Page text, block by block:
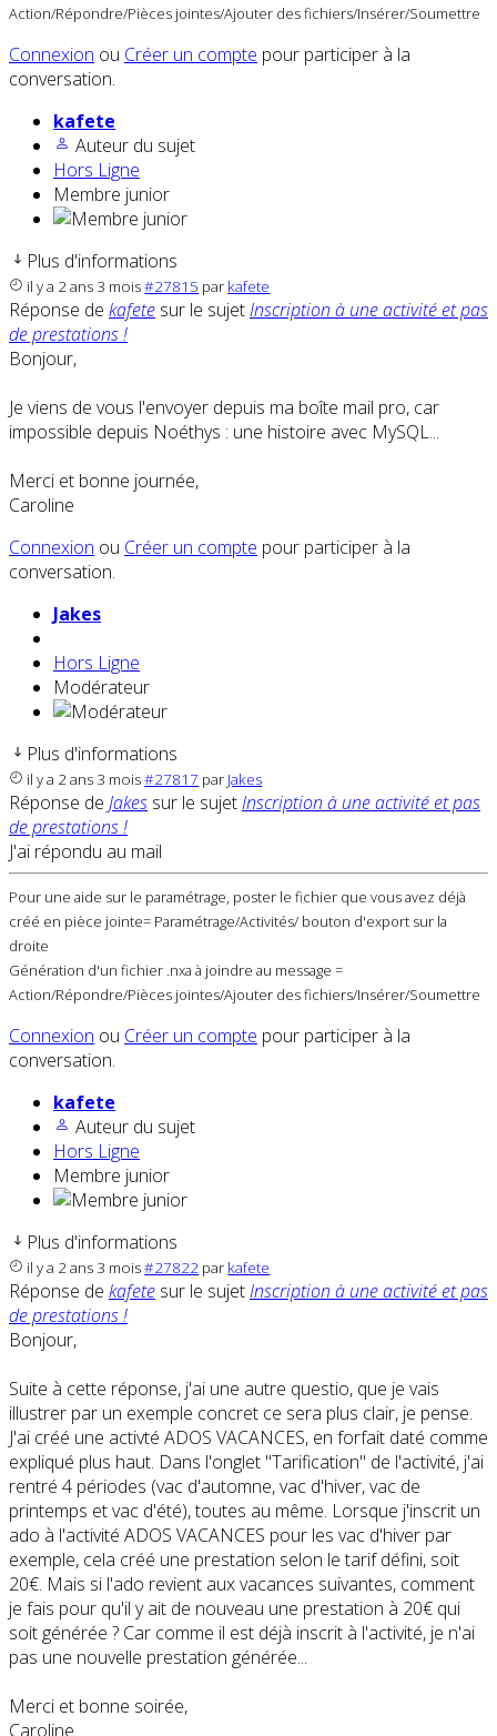
Action/Répondre/Pièces jointes/Ajouter des fichiers/Insérer/Soumettre
Connexion ou Créer un compte pour participer à la
conversation.
kafete
Auteur du sujet
Hors Ligne
Membre junior
Plus d'informations
il y a 2 ans 3 mois#27815 par kafete
Réponse de kafete sur le sujetInscription à une activité et pas
de prestations !
Bonjour,
Je viens de vous l'envoyer depuis ma boîte mail pro, car
impossible depuis Noéthys : une histoire avec MySQL...
Merci et bonne journée,
Caroline
Connexion ou Créer un compte pour participer à la
conversation.
Jakes
Hors Ligne
Modérateur
Plus d'informations
il y a 2 ans 3 mois#27817 par Jakes
Réponse de Jakes sur le sujetInscription à une activité et pas
de prestations !
J'ai répondu au mail
Pour une aide sur le paramétrage, poster le fichier que vous avez déjà
créé en pièce jointe= Paramétrage/Activités/ bouton d'export sur la
droite
Génération d'un fichier .nxa à joindre au message =
Action/Répondre/Pièces jointes/Ajouter des fichiers/Insérer/Soumettre
Connexion ou Créer un compte pour participer à la
conversation.
kafete
Auteur du sujet
Hors Ligne
Membre junior
Plus d'informations
il y a 2 ans 3 mois#27822 par kafete
Réponse de kafete sur le sujetInscription à une activité et pas
de prestations !
Bonjour,
Suite à cette réponse, j'ai une autre questio, que je vais
illustrer par un exemple concret ce sera plus clair, je pense.
J'ai créé une activté ADOS VACANCES, en forfait daté comme
expliqué plus haut. Dans l'onglet "Tarification" de l'activité, j'ai
rentré 4 périodes (vac d'automne, vac d'hiver, vac de
printemps et vac d'été), toutes au même. Lorsque j'inscrit un
ado à l'activité ADOS VACANCES pour les vac d'hiver par
exemple, cela créé une prestation selon le tarif défini, soit
20€. Mais si l'ado revient aux vacances suivantes, comment
je fais pour qu'il y ait de nouveau une prestation à 20€ qui
soit générée ? Car comme il est déjà inscrit à l'activité, je n'ai
pas une nouvelle prestation générée...
Merci et bonne soirée,
Caroline